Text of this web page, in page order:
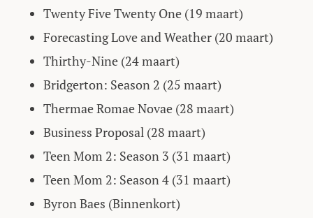
Twenty Five Twenty One (19 maart)
Forecasting Love and Weather (20 maart)
Thirthy-Nine (24 maart)
Bridgerton: Season 2 (25 maart)
Thermae Romae Novae (28 maart)
Business Proposal (28 maart)
Teen Mom 2: Season 3 (31 maart)
Teen Mom 2: Season 4 (31 maart)
Byron Baes (Binnenkort)